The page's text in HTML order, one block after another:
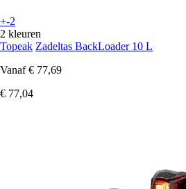
+-2
2 kleuren
Topeak Zadeltas BackLoader 10 L
Vanaf € 77,69
€ 77,04